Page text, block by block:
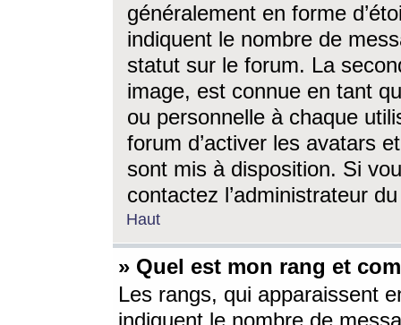
généralement en forme
indiquent le nombre de
statut sur le forum. La
image, est connue en tant
ou personnelle à chaque
forum d’activer les avatars
sont mis à disposition. Si
contactez l’administrateur
Haut
» Quel est mon rang et
Les rangs, qui apparaissent